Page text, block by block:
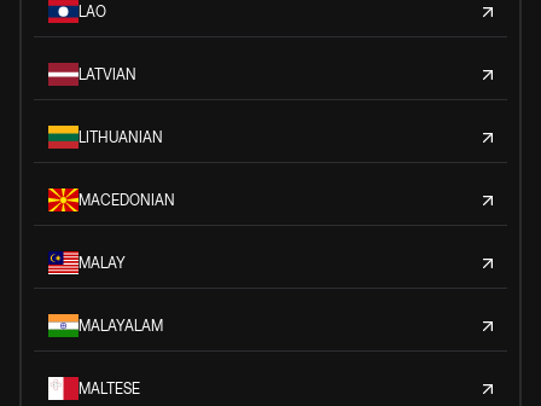
LAO
LATVIAN
LITHUANIAN
MACEDONIAN
MALAY
MALAYALAM
MALTESE